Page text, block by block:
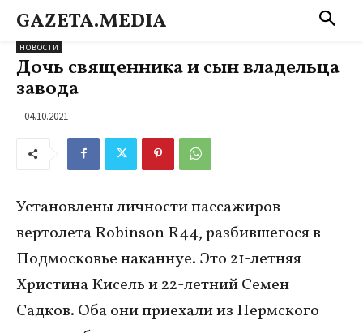
GAZETA.MEDIA
НОВОСТИ
Дочь священника и сын владельца
завода
04.10.2021
Установлены личности пассажиров
вертолета Robinson R44, разбившегося в
Подмосковье наканнуе. Это 21-летняя
Христина Кисель и 22-летний Семен
Садков. Оба они приехали из Пермского